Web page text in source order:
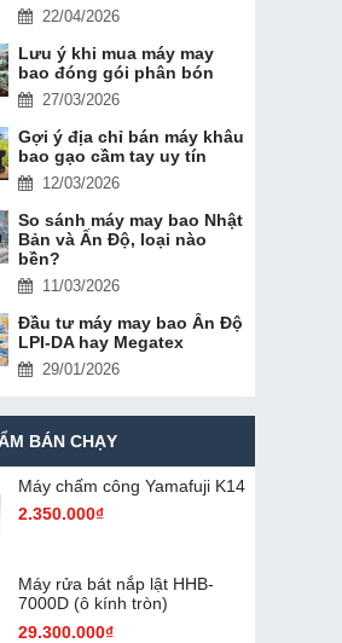
22/04/2026
Lưu ý khi mua máy may
bao đóng gói phân bón
27/03/2026
Gợi ý địa chỉ bán máy khâu
bao gạo cầm tay uy tín
12/03/2026
So sánh máy may bao Nhật
Bản và Ấn Độ, loại nào
bền?
11/03/2026
Đầu tư máy may bao Ấn Độ
LPI-DA hay Megatex
29/01/2026
BÁN CHẠY
Máy chấm cô​ng Yamafuji K14
2.350.000₫
Máy rửa bát nắp lật HHB-
7000D (ô kính tròn)
29.300.000₫